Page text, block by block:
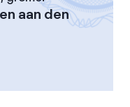
aan den